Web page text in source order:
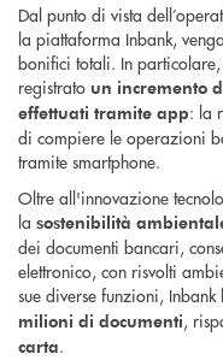
Dal punto di vista
la piattaforma Inbank,
bonifici totali. In
registrato un incremento
effettuati tramite app: la
di compiere le operazioni
tramite smartphone.
Oltre all'innovazione
la sostenibilità
dei documenti bancari,
elettronico, con risvolti
sue diverse funzioni,
milioni di documenti,
carta.